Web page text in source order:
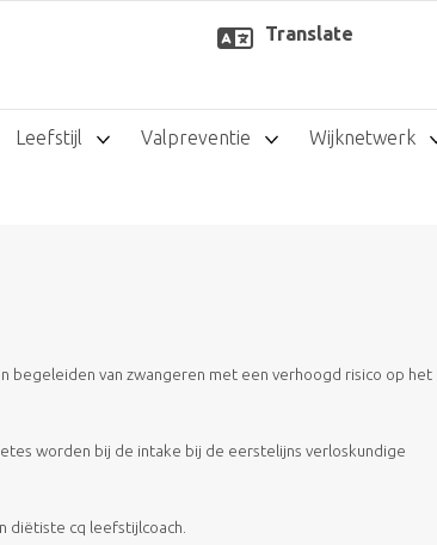
Translate
Leefstijl Valpreventie Wijknetwerk
van zwangeren met een verhoogd risico op het
worden bij de intake bij de eerstelijns verloskundige
diëtiste cq leefstijlcoach.